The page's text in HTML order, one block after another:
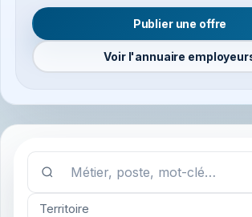
Publier une offre
Voir l'annuaire
Territoire